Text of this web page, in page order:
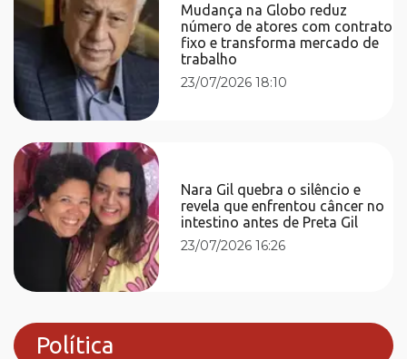
Mudança na Globo reduz
número de atores com contrato
fixo e transforma mercado de
trabalho
23/07/2026 18:10
Nara Gil quebra o silêncio e
revela que enfrentou câncer no
intestino antes de Preta Gil
23/07/2026 16:26
Política